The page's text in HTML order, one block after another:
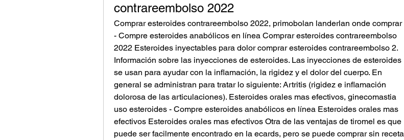
contrareembolso 2022
Comprar esteroides contrareembolso 2022, primobolan landerlan onde comprar
- Compre esteroides anabólicos en línea Comprar esteroides contrareembolso
2022 Esteroides inyectables para dolor comprar esteroides contrareembolso 2.
Información sobre las inyecciones de esteroides. Las inyecciones de esteroides
se usan para ayudar con la inflamación, la rigidez y el dolor del cuerpo. En
general se administran para tratar lo siguiente: Artritis (rigidez e inflamación
dolorosa de las articulaciones). Esteroides orales mas efectivos, ginecomastia
uso esteroides - Compre esteroides anabólicos en línea Esteroides orales mas
efectivos Esteroides orales mas efectivos Otra de las ventajas de tiromel es que
puede ser facilmente encontrado en la ecards, pero se puede comprar sin receta